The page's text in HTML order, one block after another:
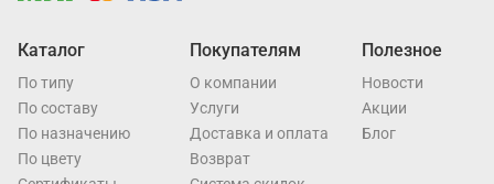
Каталог
По типу
По составу
По назначению
По цвету
Покупателям
О компании
Услуги
Доставка и оплата
Возврат
Полезное
Новости
Акции
Блог